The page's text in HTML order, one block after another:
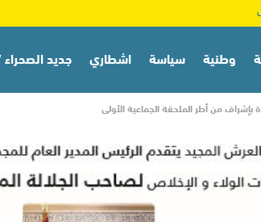
وطنية سياسة اشطاري جديد الصحراء TV
من أطر الملحقة الجماعية الأولى